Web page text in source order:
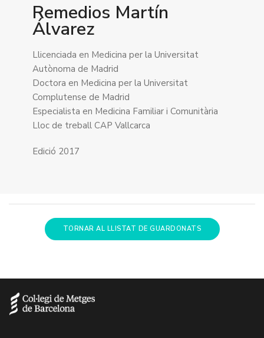
Remedios Martín
Álvarez
Llicenciada en Medicina per la Universitat
Autònoma de Madrid
Doctora en Medicina per la Universitat
Complutense de Madrid
Especialista en Medicina Familiar i Comunitària
Lloc de treball CAP Vallcarca
Edició 2017
TORNAR AL LLISTAT DE GUARDONATS